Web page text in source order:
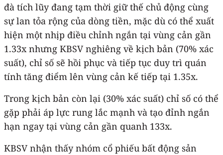
đà tích lũy đang tạm thời giữ thế chủ động cùng
sự lan tỏa rộng của dòng tiền, mặc dù có thể xuất
hiện một nhịp điều chỉnh ngắn tại vùng cản gần
1.33x nhưng KBSV nghiêng về kịch bản (70% xác
suất), chỉ số sẽ hồi phục và tiếp tục duy trì quán
tính tăng điểm lên vùng cản kế tiếp tại 1.35x.
Trong kịch bản còn lại (30% xác suất) chỉ số có thể
gặp phải áp lực rung lắc mạnh và tạo đỉnh ngắn
hạn ngay tại vùng cản gần quanh 133x.
KBSV nhận thấy nhóm cổ phiếu bất động sản